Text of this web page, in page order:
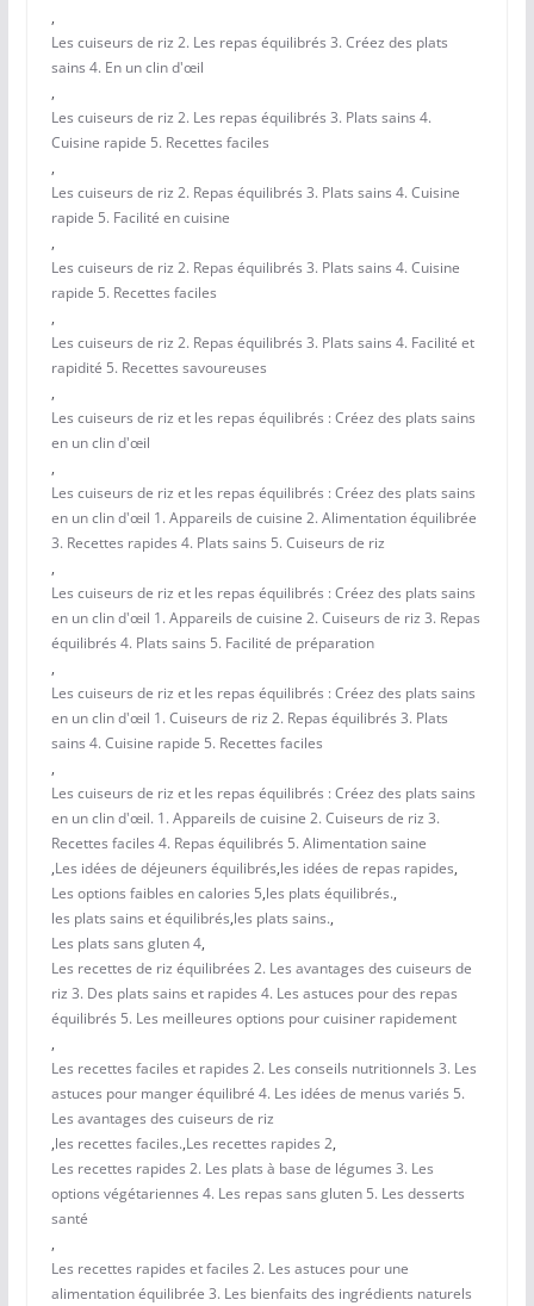
,
Les cuiseurs de riz 2. Les repas équilibrés 3. Créez des plats
sains 4. En un clin d'œil
,
Les cuiseurs de riz 2. Les repas équilibrés 3. Plats sains 4.
Cuisine rapide 5. Recettes faciles
,
Les cuiseurs de riz 2. Repas équilibrés 3. Plats sains 4. Cuisine
rapide 5. Facilité en cuisine
,
Les cuiseurs de riz 2. Repas équilibrés 3. Plats sains 4. Cuisine
rapide 5. Recettes faciles
,
Les cuiseurs de riz 2. Repas équilibrés 3. Plats sains 4. Facilité et
rapidité 5. Recettes savoureuses
,
Les cuiseurs de riz et les repas équilibrés : Créez des plats sains
en un clin d'œil
,
Les cuiseurs de riz et les repas équilibrés : Créez des plats sains
en un clin d'œil 1. Appareils de cuisine 2. Alimentation équilibrée
3. Recettes rapides 4. Plats sains 5. Cuiseurs de riz
,
Les cuiseurs de riz et les repas équilibrés : Créez des plats sains
en un clin d'œil 1. Appareils de cuisine 2. Cuiseurs de riz 3. Repas
équilibrés 4. Plats sains 5. Facilité de préparation
,
Les cuiseurs de riz et les repas équilibrés : Créez des plats sains
en un clin d'œil 1. Cuiseurs de riz 2. Repas équilibrés 3. Plats
sains 4. Cuisine rapide 5. Recettes faciles
,
Les cuiseurs de riz et les repas équilibrés : Créez des plats sains
en un clin d'œil. 1. Appareils de cuisine 2. Cuiseurs de riz 3.
Recettes faciles 4. Repas équilibrés 5. Alimentation saine
,Les idées de déjeuners équilibrés,les idées de repas rapides,
Les options faibles en calories 5,les plats équilibrés.,
les plats sains et équilibrés,les plats sains.,
Les plats sans gluten 4,
Les recettes de riz équilibrées 2. Les avantages des cuiseurs de
riz 3. Des plats sains et rapides 4. Les astuces pour des repas
équilibrés 5. Les meilleures options pour cuisiner rapidement
,
Les recettes faciles et rapides 2. Les conseils nutritionnels 3. Les
astuces pour manger équilibré 4. Les idées de menus variés 5.
Les avantages des cuiseurs de riz
,les recettes faciles.,Les recettes rapides 2,
Les recettes rapides 2. Les plats à base de légumes 3. Les
options végétariennes 4. Les repas sans gluten 5. Les desserts
santé
,
Les recettes rapides et faciles 2. Les astuces pour une
alimentation équilibrée 3. Les bienfaits des ingrédients naturels